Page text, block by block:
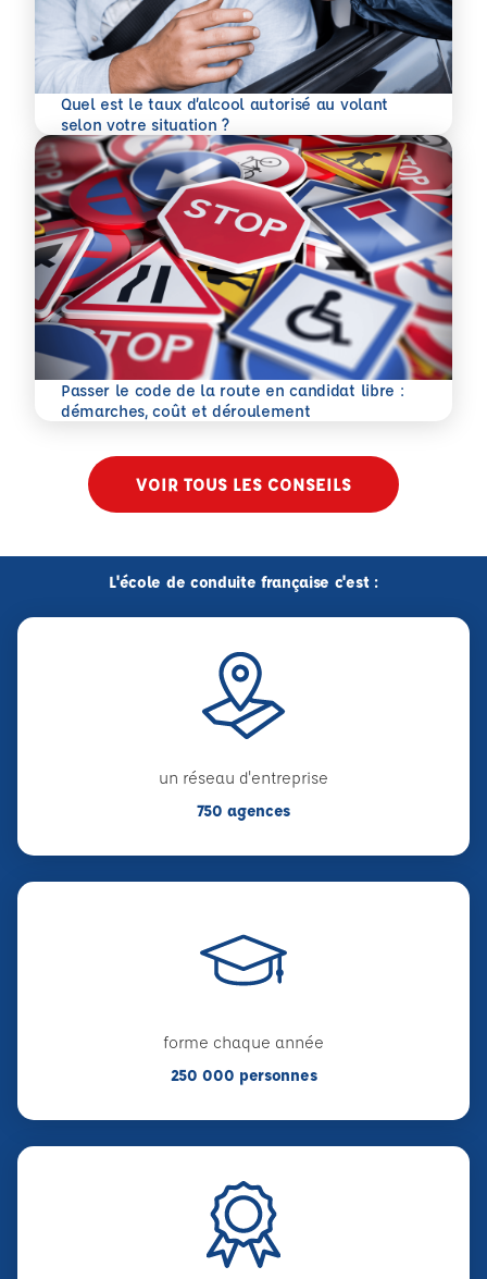
Quel est le taux d’alcool autorisé au volant
selon votre situation ?
En savoir plus
Passer le code de la route en candidat libre :
démarches, coût et déroulement
En savoir plus
VOIR TOUS LES CONSEILS
L'école de conduite française c'est :
un réseau d'entreprise
750 agences
forme chaque année
250 000 personnes